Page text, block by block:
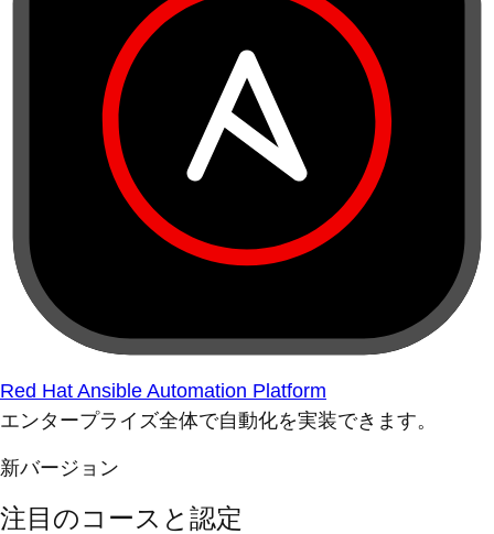
Red Hat Ansible Automation Platform
エンタープライズ全体で自動化を実装できます。
新バージョン
注目のコースと認定